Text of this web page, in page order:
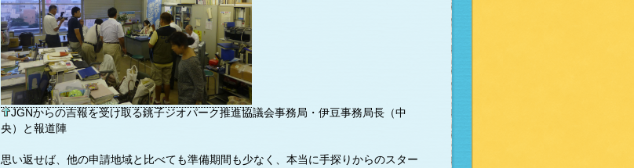
JGNからの吉報を受け取る銚子ジオパーク推進協議会事務局・伊豆事務局長（中
央）と報道陣
思い返せば、他の申請地域と比べても準備期間も少なく、本当に手探りからのスター